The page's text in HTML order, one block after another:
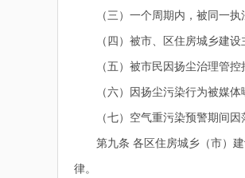
（三）一个周期内，被同一执
（四）被市、区住房城乡建设
（五）被市民因扬尘治理管控
（六）因扬尘污染行为被媒体
（七）空气重污染预警期间因落
第九条 各区住房城乡（市）建
律。